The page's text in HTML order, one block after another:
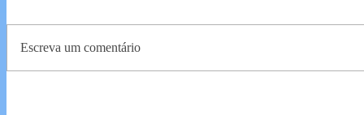
Escreva um comentário